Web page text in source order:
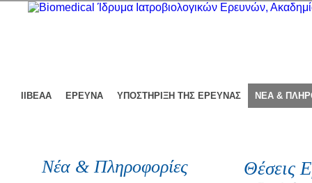
ΙΙΒΕΑΑ ΕΡΕΥΝΑ ΥΠΟΣΤΗΡΙΞΗ ΤΗΣ ΕΡΕΥΝΑΣ ΝΕΑ &
Νέα & Πληροφορίες
Θέσεις